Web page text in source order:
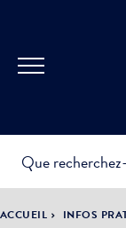
ACCUEIL INFOS